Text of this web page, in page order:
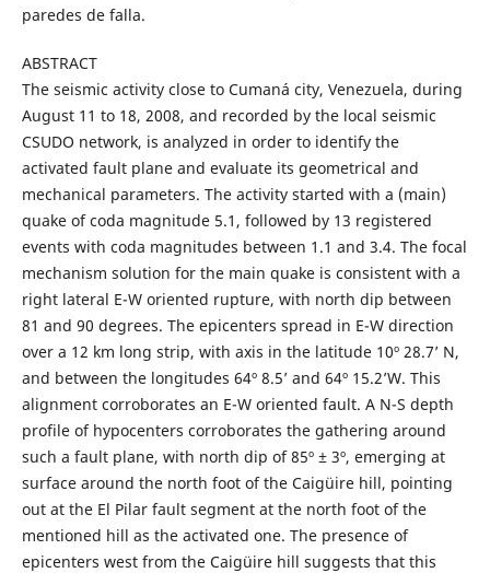
paredes de falla.
ABSTRACT
The seismic activity close to Cumaná city, Venezuela, during
August 11 to 18, 2008, and recorded by the local seismic
CSUDO network, is analyzed in order to identify the
activated fault plane and evaluate its geometrical and
mechanical parameters. The activity started with a (main)
quake of coda magnitude 5.1, followed by 13 registered
events with coda magnitudes between 1.1 and 3.4. The focal
mechanism solution for the main quake is consistent with a
right lateral E-W oriented rupture, with north dip between
81 and 90 degrees. The epicenters spread in E-W direction
over a 12 km long strip, with axis in the latitude 10º 28.7’ N,
and between the longitudes 64º 8.5’ and 64º 15.2’W. This
alignment corroborates an E-W oriented fault. A N-S depth
profile of hypocenters corroborates the gathering around
such a fault plane, with north dip of 85º ± 3º, emerging at
surface around the north foot of the Caigüire hill, pointing
out at the El Pilar fault segment at the north foot of the
mentioned hill as the activated one. The presence of
epicenters west from the Caigüire hill suggests that this